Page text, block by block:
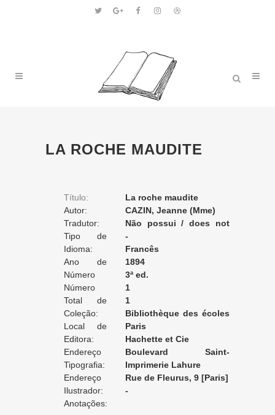
LA ROCHE MAUDITE
Título:
La roche maudite
Autor:
CAZIN, Jeanne (Mme)
Tradutor:
Não possui / does not
apply / ne posséde pas
Tipo de
Tradução:
-
Idioma:
Francês
Ano de
Edição:
1894
Número
da Edição:
3ª ed.
Número
do Volume:
1
Total de
Volumes:
1
Coleção:
Bibliothèque des écoles
et des familles
Local de
Edição:
Paris
Editora:
Hachette et Cie
Endereço
da Editora:
Boulevard Saint-
Germain, 79
Tipografia:
Imprimerie Lahure
Endereço
da Tipografia:
Rue de Fleurus, 9 [Paris]
Ilustrador:
-
Anotações: